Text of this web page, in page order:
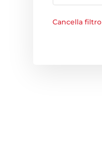
Cancella filtro